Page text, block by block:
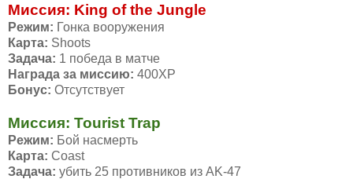
Миссия: King of the Jungle
Режим: Гонка вооружения
Карта: Shoots
Задача: 1 победа в матче
Награда за миссию: 400ХР
Бонус: Отсутствует
Миссия: Tourist Trap
Режим: Бой насмерть
Карта: Coast
Задача: убить 25 противников из AK-47